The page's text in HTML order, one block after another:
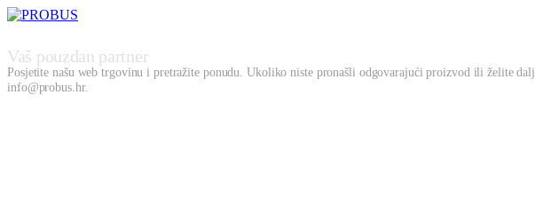
Vaš pouzdan partner
Posjetite našu web trgovinu i pretražite ponudu. Ukoliko niste pronašli odgovarajući proizvod ili želite
info@probus.hr.